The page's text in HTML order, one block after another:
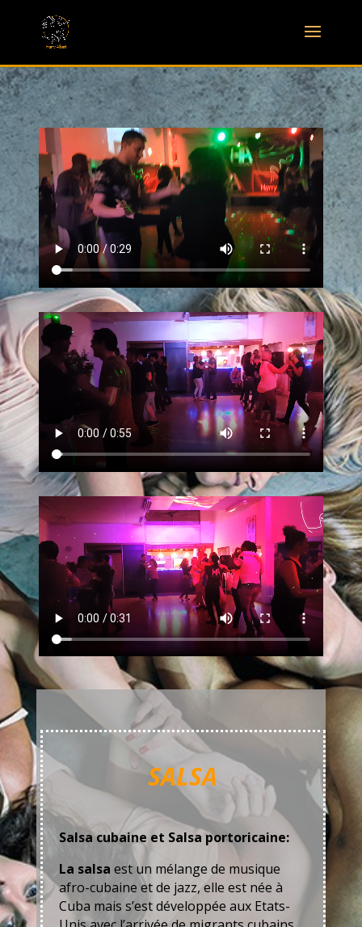
SALSA
Salsa cubaine et Salsa portoricaine:
La salsa est un mélange de musique
afro-cubaine et de jazz, elle est née à
Cuba mais s’est développée aux Etats-